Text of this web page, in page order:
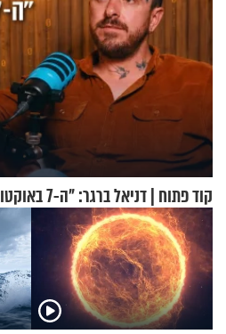
קוד פתוח | דניאל ברגר: "ה-7 באוקטובר גרם לי לחפש תשובות"